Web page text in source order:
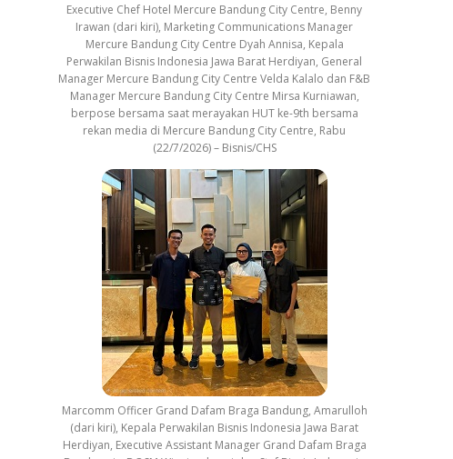
Executive Chef Hotel Mercure Bandung City Centre, Benny
Irawan (dari kiri), Marketing Communications Manager
Mercure Bandung City Centre Dyah Annisa, Kepala
Perwakilan Bisnis Indonesia Jawa Barat Herdiyan, General
Manager Mercure Bandung City Centre Velda Kalalo dan F&B
Manager Mercure Bandung City Centre Mirsa Kurniawan,
berpose bersama saat merayakan HUT ke-9th bersama
rekan media di Mercure Bandung City Centre, Rabu
(22/7/2026) – Bisnis/CHS
Marcomm Officer Grand Dafam Braga Bandung, Amarulloh
(dari kiri), Kepala Perwakilan Bisnis Indonesia Jawa Barat
Herdiyan, Executive Assistant Manager Grand Dafam Braga